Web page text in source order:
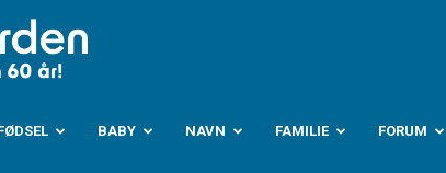
Babyverden.no
BABY NAVN FAMILIE FORUM